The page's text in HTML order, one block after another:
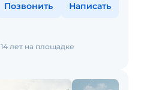
Позвонить Написать
14 лет на площадке